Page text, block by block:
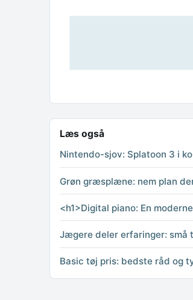
Læs også
Nintendo-sjov: Splatoon 3 i
Grøn græsplæne: nem plan
<h1>Digital piano: En
Jægere deler erfaringer: små
Basic tøj pris: bedste råd og